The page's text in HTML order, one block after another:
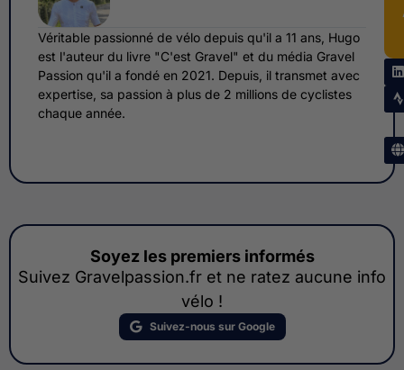
Véritable passionné de vélo depuis qu'il a 11 ans, Hugo
est l'auteur du livre "C'est Gravel" et du média Gravel
Passion qu'il a fondé en 2021. Depuis, il transmet avec
expertise, sa passion à plus de 2 millions de cyclistes
chaque année.
Soyez les premiers informés
Suivez Gravelpassion.fr et ne ratez aucune info
vélo !
Suivez-nous sur Google